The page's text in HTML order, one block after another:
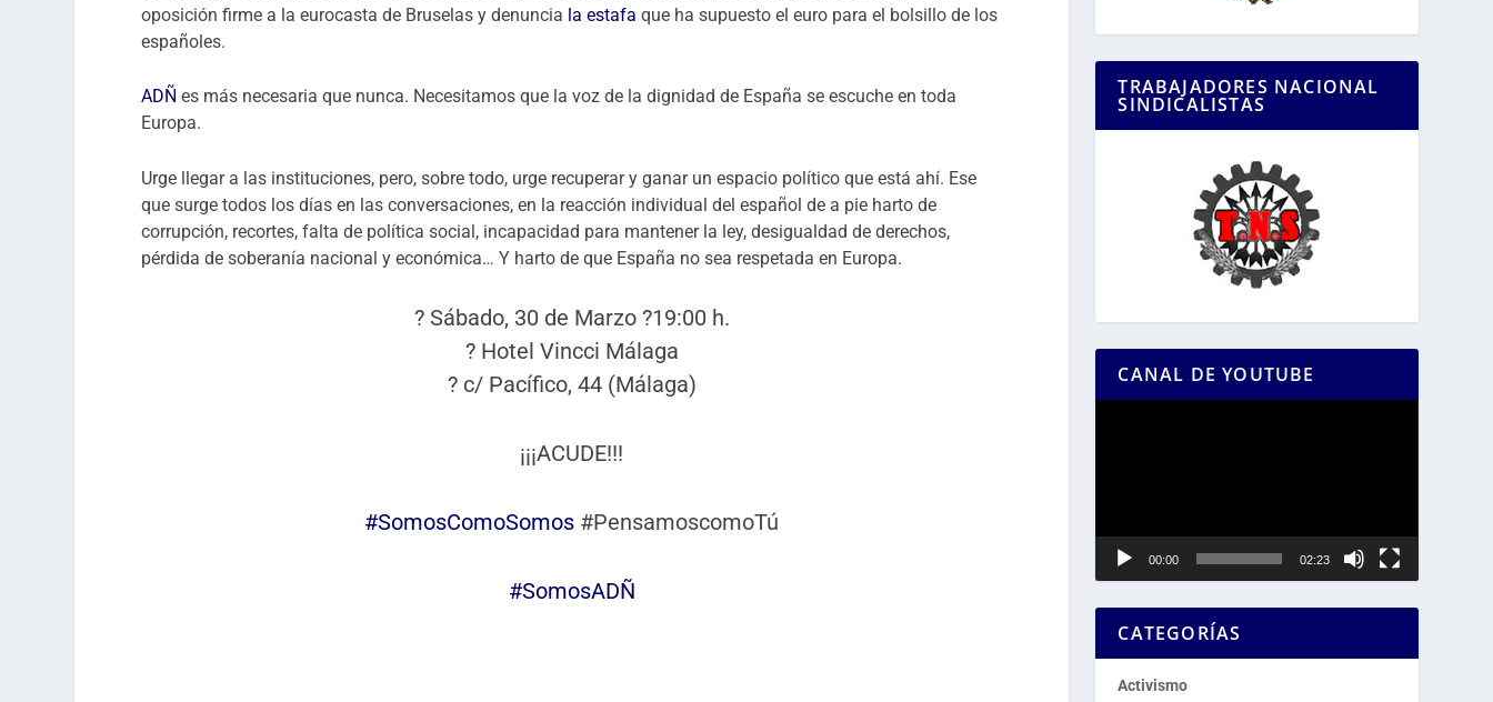
oposición firme a la eurocasta de Bruselas y denuncia la estafa que ha supuesto el euro para el bolsillo de los
españoles.
ADÑ es más necesaria que nunca. Necesitamos que la voz de la dignidad de España se escuche en toda
Europa.
Urge llegar a las instituciones, pero, sobre todo, urge recuperar y ganar un espacio político que está ahí. Ese
que surge todos los días en las conversaciones, en la reacción individual del español de a pie harto de
corrupción, recortes, falta de política social, incapacidad para mantener la ley, desigualdad de derechos,
pérdida de soberanía nacional y económica… Y harto de que España no sea respetada en Europa.
? Sábado, 30 de Marzo ?19:00 h.
? Hotel Vincci Málaga
? c/ Pacífico, 44 (Málaga)
¡¡¡ACUDE!!!
#SomosComoSomos #PensamoscomoTú
#SomosADÑ
TRABAJADORES NACIONAL
SINDICALISTAS
CANAL DE YOUTUBE
00:00 02:23
CATEGORÍAS
Activismo